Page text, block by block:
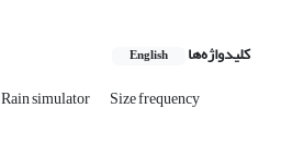
کلیدواژه‌ها English
Rain simulator
Size frequency